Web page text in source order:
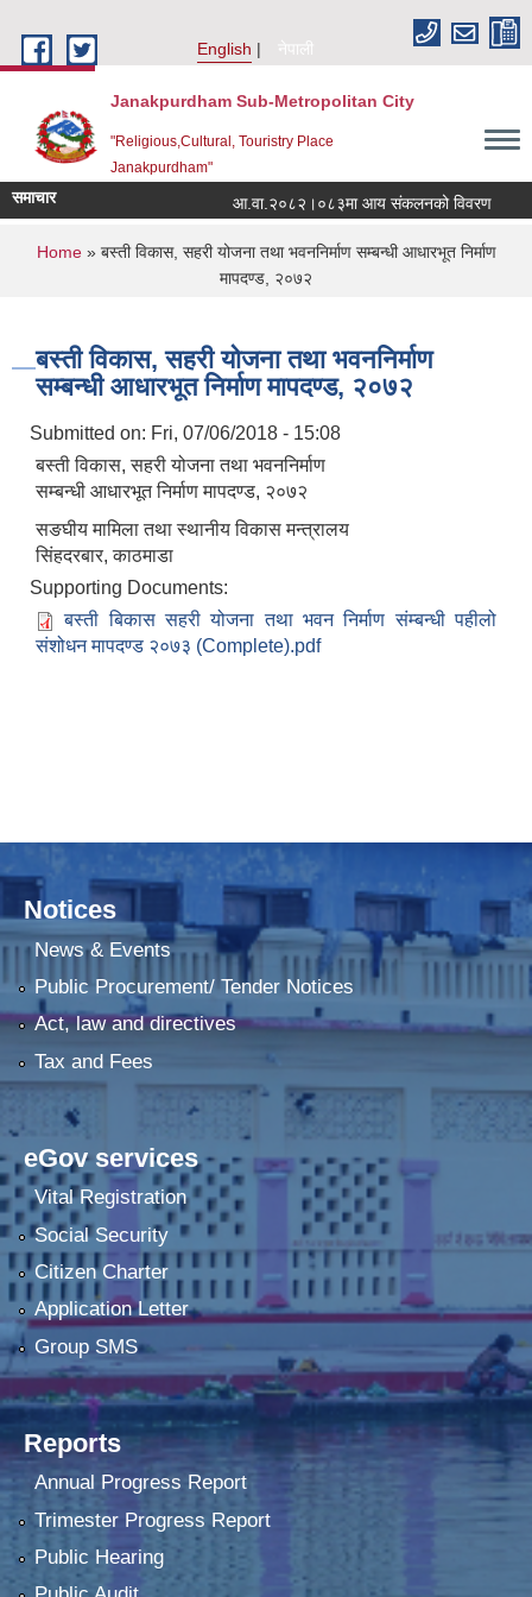
English
नेपाली
Janakpurdham Sub-Metropolitan City
"Religious,Cultural, Touristry Place
Janakpurdham"
समाचार आ.वा.२०८२।०८३मा आय संकलनको विवरण
You are here
Home» बस्ती विकास, सहरी योजना तथा भवननिर्माण सम्बन्धी आधारभूत निर्माण
मापदण्ड, २०७२
बस्ती विकास, सहरी योजना तथा भवननिर्माण
सम्बन्धी आधारभूत निर्माण मापदण्ड, २०७२
Submitted on: Fri, 07/06/2018 - 15:08
बस्ती विकास, सहरी योजना तथा भवननिर्माण
सम्बन्धी आधारभूत निर्माण मापदण्ड, २०७२
सङघीय मामिला तथा स्थानीय विकास मन्त्रालय
सिंहदरबार, काठमाडा
Supporting Documents:
बस्ती बिकास सहरी योजना तथा भवन निर्माण संम्बन्धी पहीलो
संशोधन मापदण्ड २०७३ (Complete).pdf
Notices
News & Events
Public Procurement/ Tender Notices
Act, law and directives
Tax and Fees
eGov services
Vital Registration
Social Security
Citizen Charter
Application Letter
Group SMS
Reports
Annual Progress Report
Trimester Progress Report
Public Hearing